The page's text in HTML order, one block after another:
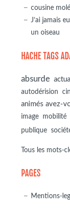
cousine
J’ai jamais
un oiseau
HACHE TAGS
absurde
autodérision
animés avez-
image mobilité
publique
Tous les mots-
PAGES
Mentions-